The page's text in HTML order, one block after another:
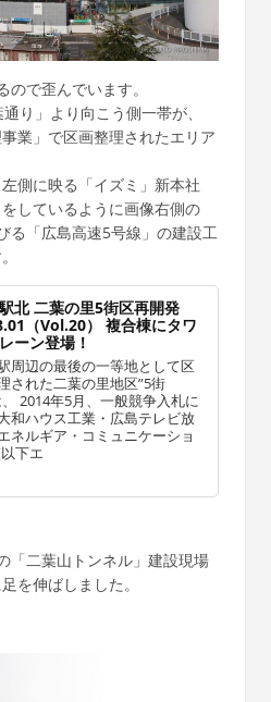
で歪んでいます。
り」より向こう側一帯が、
業」で区画整理されたエリア
側に映る「イズミ」新本社
しているように画像右側の
る「広島高速5号線」の建設工
北 二葉の里5街区再開発
（Vol.20） 複合棟にタワ
ーン登場！
周辺の最後の一等地として区
された二葉の里地区”5街
、 2014年5月、一般競争入札に
和ハウス工業・広島テレビ放
ネルギア・コミュニケーショ
下エ
「二葉山トンネル」建設現場
を伸ばしました。